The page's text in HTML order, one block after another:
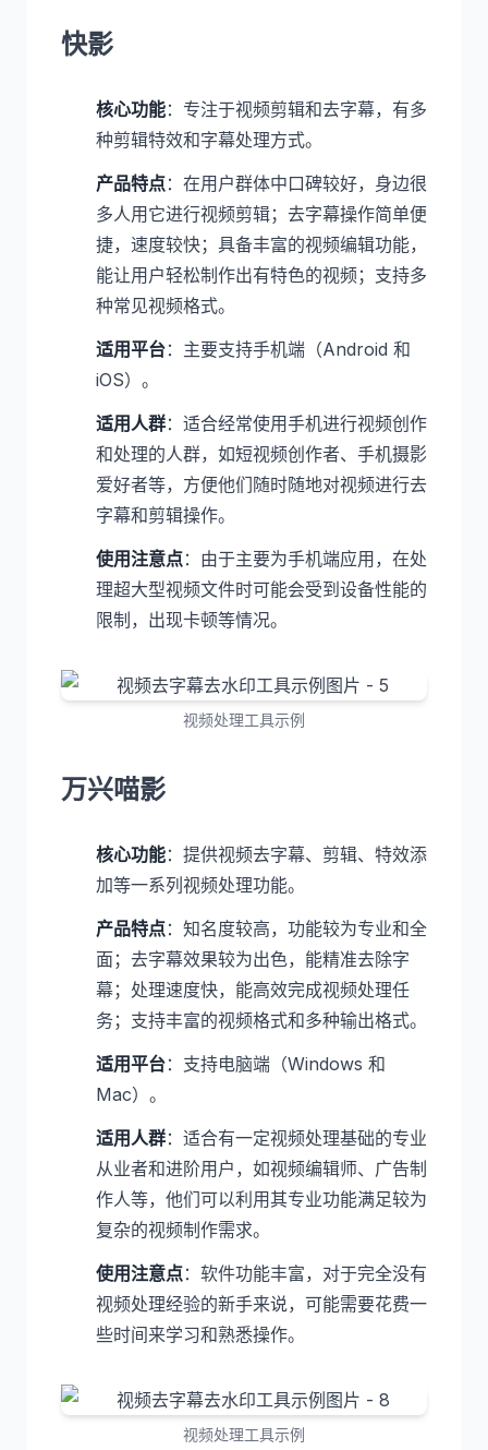
快影
核心功能：专注于视频剪辑和去字幕，有多
种剪辑特效和字幕处理方式。
产品特点：在用户群体中口碑较好，身边很
多人用它进行视频剪辑；去字幕操作简单便
捷，速度较快；具备丰富的视频编辑功能，
能让用户轻松制作出有特色的视频；支持多
种常见视频格式。
适用平台：主要支持手机端（Android 和
iOS）。
适用人群：适合经常使用手机进行视频创作
和处理的人群，如短视频创作者、手机摄影
爱好者等，方便他们随时随地对视频进行去
字幕和剪辑操作。
使用注意点：由于主要为手机端应用，在处
理超大型视频文件时可能会受到设备性能的
限制，出现卡顿等情况。
视频处理工具示例
万兴喵影
核心功能：提供视频去字幕、剪辑、特效添
加等一系列视频处理功能。
产品特点：知名度较高，功能较为专业和全
面；去字幕效果较为出色，能精准去除字
幕；处理速度快，能高效完成视频处理任
务；支持丰富的视频格式和多种输出格式。
适用平台：支持电脑端（Windows 和
Mac）。
适用人群：适合有一定视频处理基础的专业
从业者和进阶用户，如视频编辑师、广告制
作人等，他们可以利用其专业功能满足较为
复杂的视频制作需求。
使用注意点：软件功能丰富，对于完全没有
视频处理经验的新手来说，可能需要花费一
些时间来学习和熟悉操作。
视频处理工具示例